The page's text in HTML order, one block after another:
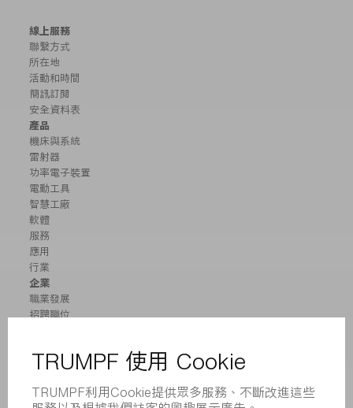
線上服務
聯繫方式
所在地
活動和時間
簡訊訂閱
安全資料表
產品
機床與系統
雷射器
功率電子裝置
電動工具
智慧工廠
軟體
服務
應用
行業
企業
職業發展
招聘職位
業務報告
合規